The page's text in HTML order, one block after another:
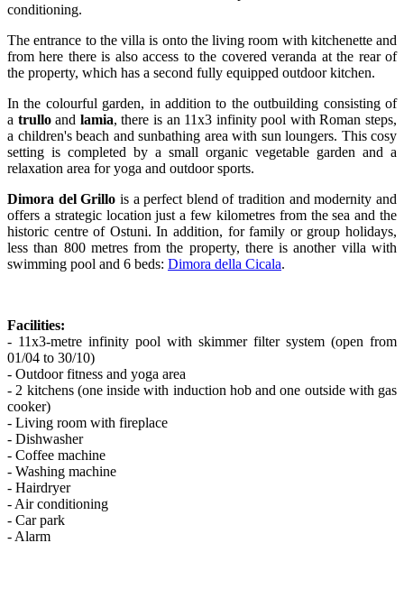
conditioning.
The entrance to the villa is onto the living room with kitchenette and
from here there is also access to the covered veranda at the rear of
the property, which has a second fully equipped outdoor kitchen.
In the colourful garden, in addition to the outbuilding consisting of
a trulloand lamia, there is an 11x3 infinity pool with Roman steps,
a children's beach and sunbathing area with sun loungers. This cosy
setting is completed by a small organic vegetable garden and a
relaxation area for yoga and outdoor sports.
Dimora del Grillo is a perfect blend of tradition and modernity and
offers a strategic location just a few kilometres from the sea and the
historic centre of Ostuni. In addition, for family or group holidays,
less than 800 metres from the property, there is another villa with
swimming pool and 6 beds: Dimora della Cicala.
Facilities:
- 11x3-metre infinity pool with skimmer filter system (open from
01/04 to 30/10)
- Outdoor fitness and yoga area
- 2 kitchens (one inside with induction hob and one outside with gas
cooker)
- Living room with fireplace
- Dishwasher
- Coffee machine
- Washing machine
- Hairdryer
- Air conditioning
- Car park
- Alarm